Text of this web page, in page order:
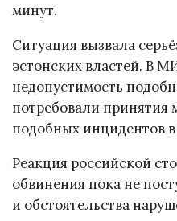
минут.
Ситуация вызвала
эстонских властей. В
недопустимость
потребовали принятия
подобных инцидентов
Реакция российской
обвинения пока не
и обстоятельства